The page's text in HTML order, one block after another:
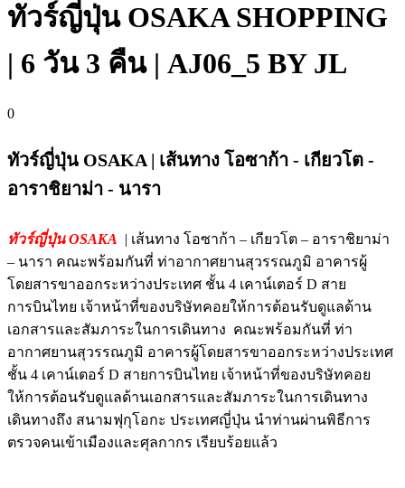
ทัวร์ญี่ปุ่น OSAKA SHOPPING
| 6 วัน 3 คืน | AJ06_5 BY JL
0
ทัวร์ญี่ปุ่น OSAKA | เส้นทาง โอซาก้า - เกียวโต -
อาราชิยาม่า - นารา
ทัวร์ญี่ปุ่น OSAKA | เส้นทาง โอซาก้า – เกียวโต – อาราชิยาม่า
– นารา คณะพร้อมกันที่ ท่าอากาศยานสุวรรณภูมิ อาคารผู้
โดยสารขาออกระหว่างประเทศ ชั้น 4 เคาน์เตอร์ D สาย
การบินไทย เจ้าหน้าที่ของบริษัทคอยให้การต้อนรับดูแลด้าน
เอกสารและสัมภาระในการเดินทาง คณะพร้อมกันที่ ท่า
อากาศยานสุวรรณภูมิ อาคารผู้โดยสารขาออกระหว่างประเทศ
ชั้น 4 เคาน์เตอร์ D สายการบินไทย เจ้าหน้าที่ของบริษัทคอย
ให้การต้อนรับดูแลด้านเอกสารและสัมภาระในการเดินทาง
เดินทางถึง สนามฟุกุโอกะ ประเทศญี่ปุ่น นำท่านผ่านพิธีการ
ตรวจคนเข้าเมืองและศุลกากร เรียบร้อยแล้ว